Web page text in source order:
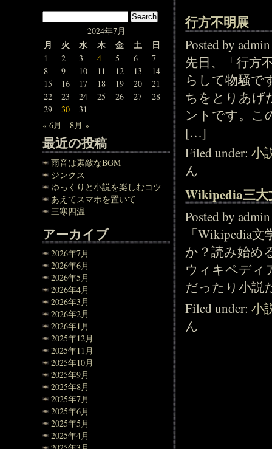
2024年7月
月 火 水 木 金 土 日
1 2 3 4 5 6
7
8
9 10 11 12 13
14
15
16 17 18 19 20
21
22
23 24 25 26 27
28
29
30
31
« 6月
8月 »
最近の投稿
雨音は素敵なBGM
ジンクス
ゆっくりと小説を楽しむコツ
あえてスマホを置いて
三寒四温
アーカイブ
2026年7月
2026年6月
2026年5月
2026年4月
2026年3月
2026年2月
2026年1月
2025年12月
2025年11月
2025年10月
2025年9月
2025年8月
2025年7月
2025年6月
2025年5月
2025年4月
行方不明展
Posted by
先日、「行方
らして物騒で
ちをとりあげ
ントです。こ
[…]
Filed under:小
ん
Wikipedia三大
Posted by
「Wikipedia
か？読み始め
ウィキペディ
だったり小説
Filed under:小
ん